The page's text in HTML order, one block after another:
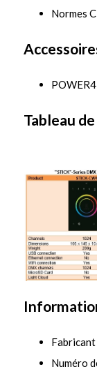
Normes
Tableau
Numéro